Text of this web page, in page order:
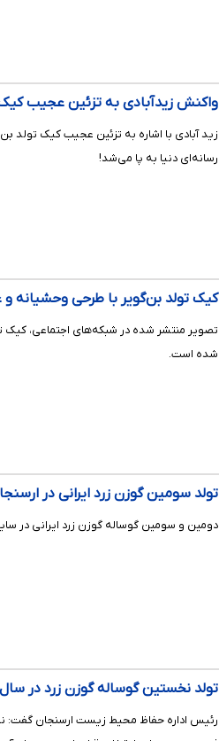
واکنش زیدآبادی به تزئین عجیب کیک
زید آبادی با اشاره به تزئین عجیب کیک
رسانه‌ای دنیا به پا می‌شد!
کیک تولد بن‌گویر با طرحی وحشیانه
شده است.
تولد سومین گوزن زرد ایرانی در
دومین و سومین گوساله گوزن زرد ایرانی در
تولد نخستین گوساله گوزن زرد در
رئیس اداره حفاظ محیط زیست ارسنجان گفت: